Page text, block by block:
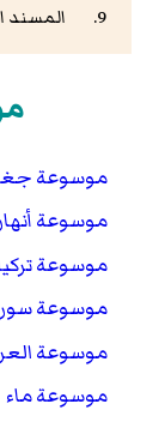
المسند
موسوعة
موسوعة أنهار
موسوعة
موسوعة
موسوعة
موسوعة ماء